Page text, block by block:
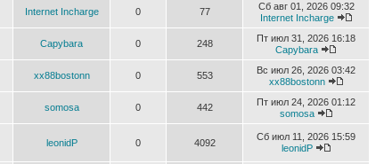
Internet Incharge 0 77
Сб авг 01, 2026 09:32
Internet Incharge
Capybara 0 248
Пт июл 31, 2026 16:18
Capybara
xx88bostonn 0 553
Вс июл 26, 2026 03:42
xx88bostonn
somosa 0 442
Пт июл 24, 2026 01:12
somosa
leonidP 0 4092
Сб июл 11, 2026 15:59
leonidP